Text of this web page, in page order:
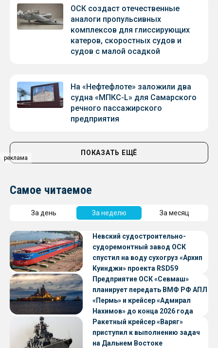
реклама
ОСК создаст отечественные
аналоги пропульсивных
комплексов для глиссирующих
катеров, скоростных судов и
судов с малой осадкой
На «Нефтефлоте» заложили два
судна «МПКС-L» для Самарского
речного пассажирского
предприятия
ПОКАЗАТЬ ЕЩЁ
Самое читаемое
За день За неделю За месяц
Невский судостроительно-
судоремонтный завод ОСК
спустил на воду сухогруз «Архип
Куинджи» проекта RSD59
Предприятие ОСК «Севмаш»
планирует передать ВМФ РФ АПЛ
«Пермь» и крейсер «Адмирал
Нахимов» до конца 2026 года
Ракетный крейсер «Варяг»
приступил к выполнению задач
на Дальнем Востоке